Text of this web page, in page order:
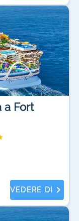
a Fort
VEDERE DI